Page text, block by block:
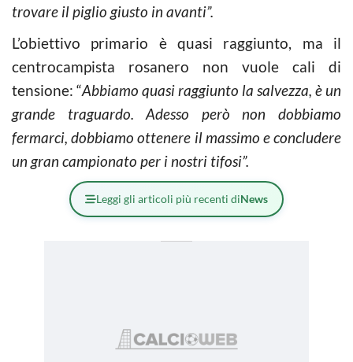
trovare il piglio giusto in avanti”.
L’obiettivo primario è quasi raggiunto, ma il
centrocampista rosanero non vuole cali di
tensione: “Abbiamo quasi raggiunto la salvezza, è un
grande traguardo. Adesso però non dobbiamo
fermarci, dobbiamo ottenere il massimo e concludere
un gran campionato per i nostri tifosi”.
Leggi gli articoli più recenti diNews